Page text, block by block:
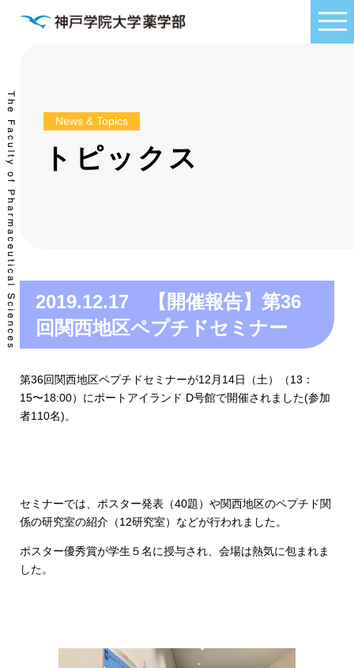
News & Topics
トピックス
2019.12.17 【開催報告】第36
回関西地区ペプチドセミナー
第36回関西地区ペプチドセミナーが12月14日（土）（13：
15〜18:00）にポートアイランド D号館で開催されました(参加
者110名)。
セミナーでは、ポスター発表（40題）や関西地区のペプチド関
係の研究室の紹介（12研究室）などが行われました。
ポスター優秀賞が学生５名に授与され、会場は熱気に包まれま
した。